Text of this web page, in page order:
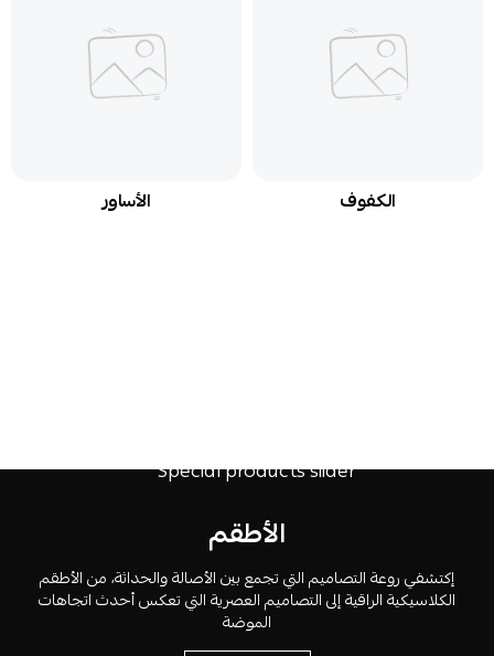
الأساور الكفوف
الأطقم
إكتشفي روعة التصاميم التي تجمع بين الأصالة والحداثة، من الأطقم
الكلاسيكية الراقية إلى التصاميم العصرية التي تعكس أحدث اتجاهات
الموضة